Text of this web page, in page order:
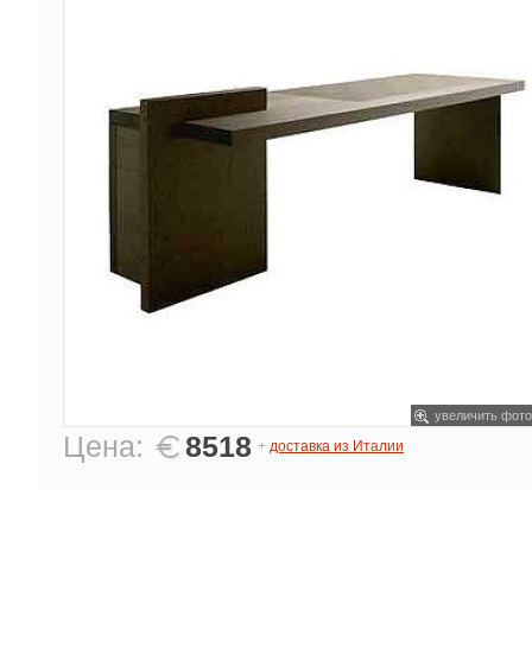
увеличить фото
Цена: 8518 + доставка из Италии